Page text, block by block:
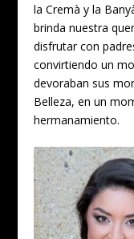
la Cremà y la
brinda nuestra
disfrutar con
convirtiendo un
devoraban sus
Belleza, en un
hermanamiento.